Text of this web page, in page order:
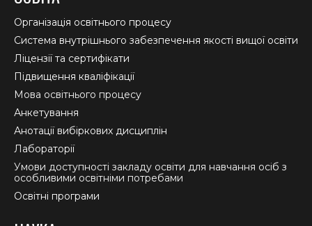
in
new
window
in
new
window
in
new
window
Організація освітнього процесу
Система внутрішнього забезпечення якості вищої освіти
Ліцензії та сертифікати
Підвищення кваліфікації
Мова освітнього процесу
Анкетування
Анотації вибіркових дисциплін
Лабораторії
Умови доступності закладу освіти для навчання осіб з
особливими освітніми потребами
Освітні програми